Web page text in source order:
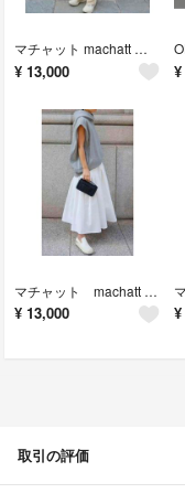
マチャット machatt エコレザーフーディ アウター
¥ 13,000 ¥
マチャット machatt ノースリーブフーディ スウェット
¥ 13,000 ¥
取引の評価